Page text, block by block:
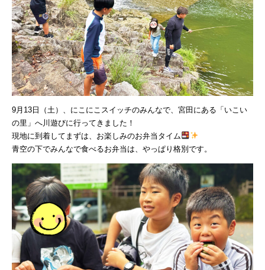
9月13日（土）、にこにこスイッチのみんなで、宮田にある「いこい
の里」へ川遊びに行ってきました！
現地に到着してまずは、お楽しみのお弁当タイム
青空の下でみんなで食べるお弁当は、やっぱり格別です。